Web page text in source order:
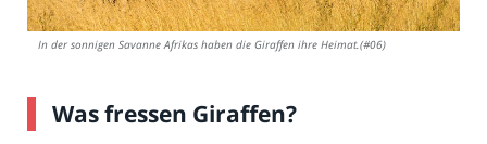
In der sonnigen Savanne Afrikas haben die Giraffen ihre Heimat.(#06)
Was fressen Giraffen?